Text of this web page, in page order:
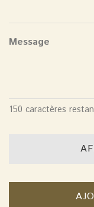
Message
150 caractères